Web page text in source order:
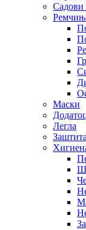
Садови
Маски
Легла